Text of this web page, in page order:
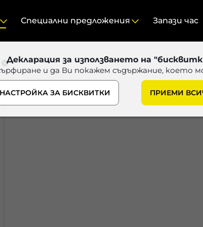
Декларация за използването на
и да Ви покажем съдържание, което
НАСТРОЙКА ЗА БИСКВИТКИ ПРИЕМИ
Специални предложения Запази час